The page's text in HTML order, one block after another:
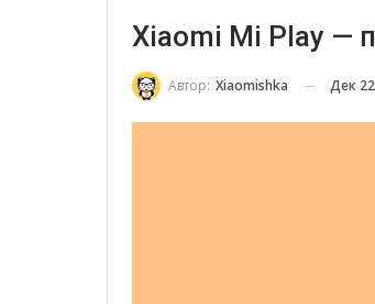
Xiaomi Mi Play —
Автор: Xiaomishka Дек